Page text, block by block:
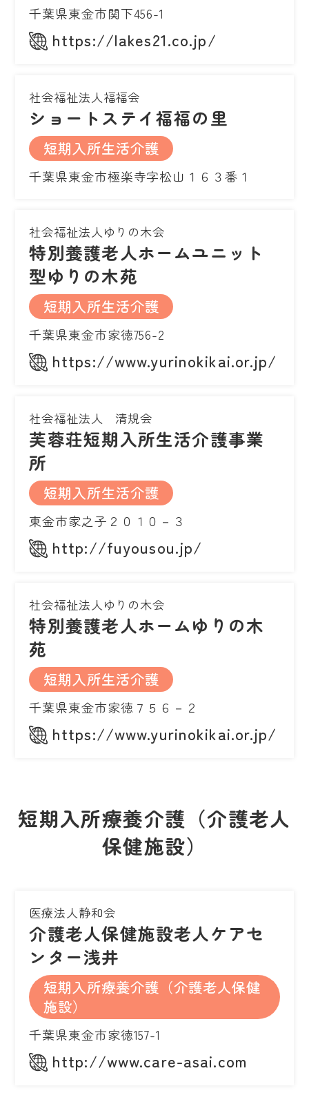
千葉県東金市関下456-1
https://lakes21.co.jp/
社会福祉法人福福会
ショートステイ福福の里
短期入所生活介護
千葉県東金市極楽寺字松山１６３番１
社会福祉法人ゆりの木会
特別養護老人ホームユニット
型ゆりの木苑
短期入所生活介護
千葉県東金市家徳756-2
https://www.yurinokikai.or.jp/
社会福祉法人 清規会
芙蓉荘短期入所生活介護事業
所
短期入所生活介護
東金市家之子２０１０－３
http://fuyousou.jp/
社会福祉法人ゆりの木会
特別養護老人ホームゆりの木
苑
短期入所生活介護
千葉県東金市家徳７５６－２
https://www.yurinokikai.or.jp/
短期入所療養介護（介護老人
保健施設）
医療法人静和会
介護老人保健施設老人ケアセ
ンター浅井
短期入所療養介護（介護老人保健
施設）
千葉県東金市家徳157-1
http://www.care-asai.com